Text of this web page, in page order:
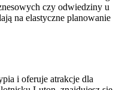
czy odwiedziny u
na elastyczne planowanie
i oferuje atrakcje dla